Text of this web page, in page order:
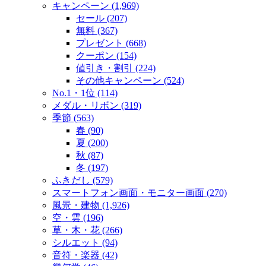
キャンペーン (1,969)
セール (207)
無料 (367)
プレゼント (668)
クーポン (154)
値引き・割引 (224)
その他キャンペーン (524)
No.1・1位 (114)
メダル・リボン (319)
季節 (563)
春 (90)
夏 (200)
秋 (87)
冬 (197)
ふきだし (579)
スマートフォン画面・モニター画面 (270)
風景・建物 (1,926)
空・雲 (196)
草・木・花 (266)
シルエット (94)
音符・楽器 (42)